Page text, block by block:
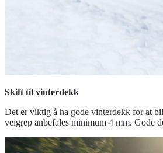
Skift til vinterdekk
Det er viktig å ha gode vinterdekk for at
veigrep anbefales minimum 4 mm. Gode